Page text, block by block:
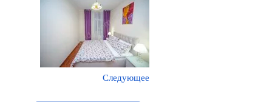
Следующее